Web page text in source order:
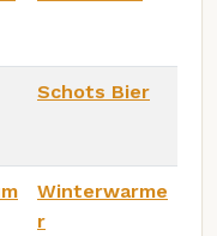
Schots Bier
Winterwarme
r